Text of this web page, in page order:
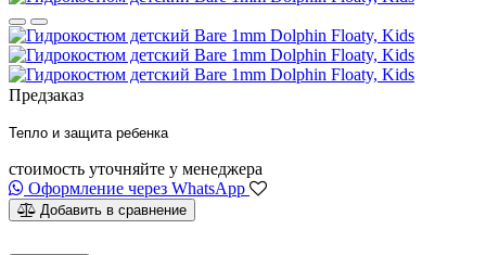
Предзаказ
Тепло и защита ребенка
стоимость уточняйте у менеджера
Оформление через WhatsApp
Добавить в сравнение